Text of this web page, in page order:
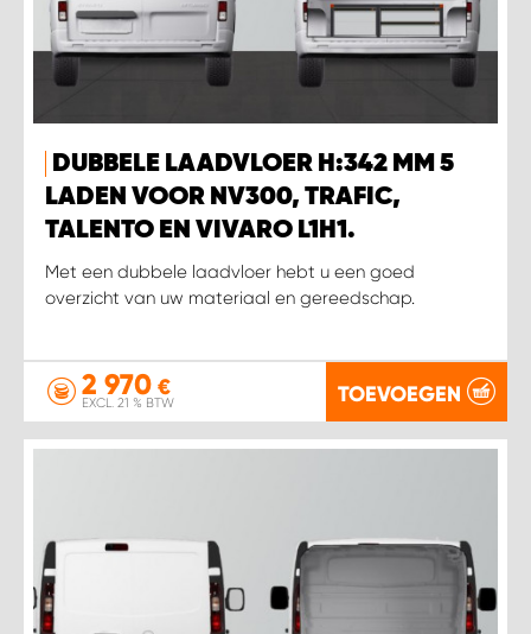
DUBBELE LAADVLOER H:342 MM 5
LADEN VOOR NV300, TRAFIC,
TALENTO EN VIVARO L1H1.
Met een dubbele laadvloer hebt u een goed
overzicht van uw materiaal en gereedschap.
2 970 €
EXCL. 21 % BTW TOEVOEGEN